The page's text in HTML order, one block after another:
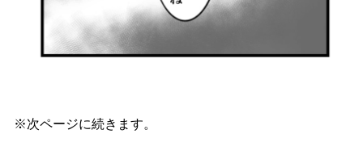
※次ページに続きます。